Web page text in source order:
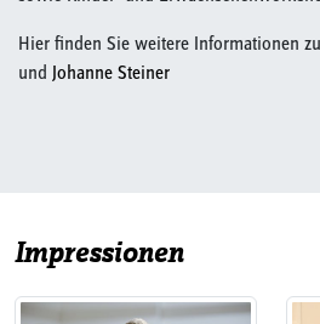
Hier finden Sie weitere Informationen zu
und Johanne Steiner
Impressionen